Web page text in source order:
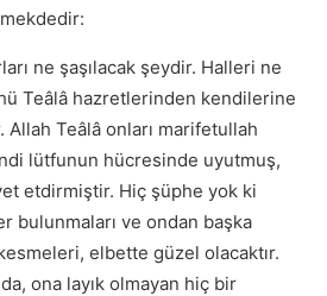
ne şaşılacak şeydir. Halleri ne
Teâlâ hazretlerinden kendilerine
Teâlâ onları marifetullah
lütfunun hücresinde uyutmuş,
etdirmiştir. Hiç şüphe yok ki
bulunmaları ve ondan başka
elbette güzel olacaktır.
ona layık olmayan hiç bir